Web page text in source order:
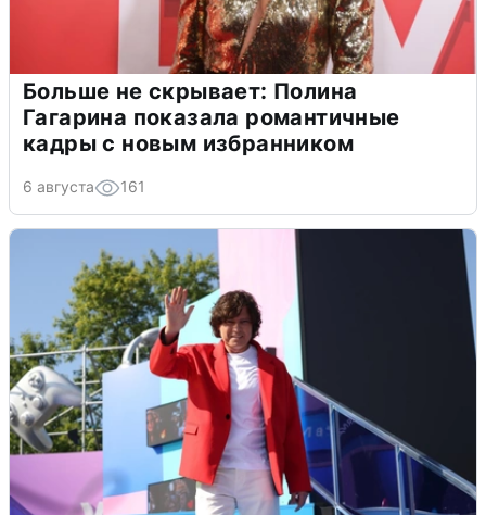
Больше не скрывает: Полина
Гагарина показала романтичные
кадры с новым избранником
6 августа 161